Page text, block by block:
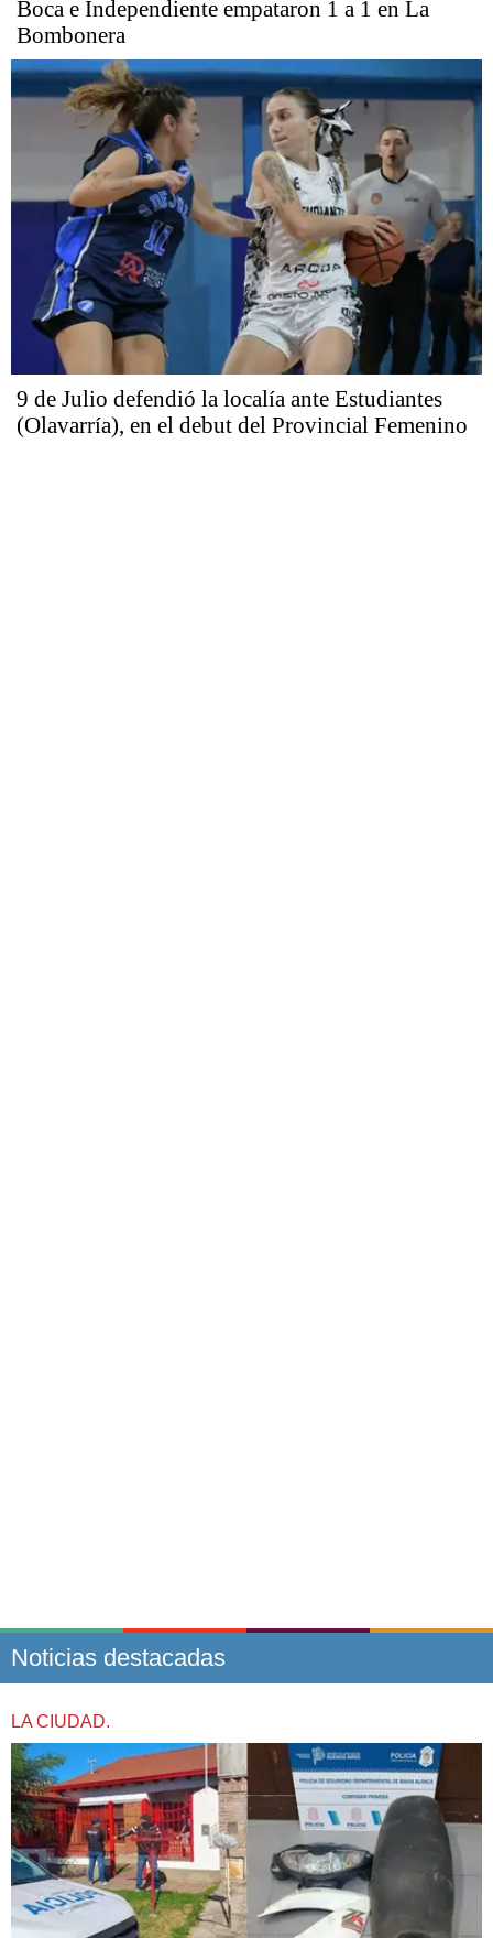
Boca e Independiente empataron 1 a 1 en La
Bombonera
9 de Julio defendió la localía ante Estudiantes
(Olavarría), en el debut del Provincial Femenino
Noticias destacadas
LA CIUDAD.